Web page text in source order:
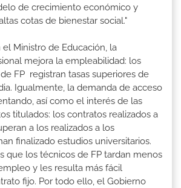
de crecimiento económico y
cotas de bienestar social."
Ministro de Educación, la
mejora la empleabilidad: los
FP registran tasas superiores de
Igualmente, la demanda de acceso
así como el interés de las
titulados: los contratos realizados a
a los realizados a los
finalizado estudios universitarios.
que los técnicos de FP tardan menos
y les resulta más fácil
fijo. Por todo ello, el Gobierno